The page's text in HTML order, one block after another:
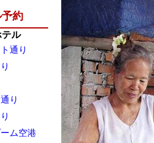
約
ル
通り
り
ム空港